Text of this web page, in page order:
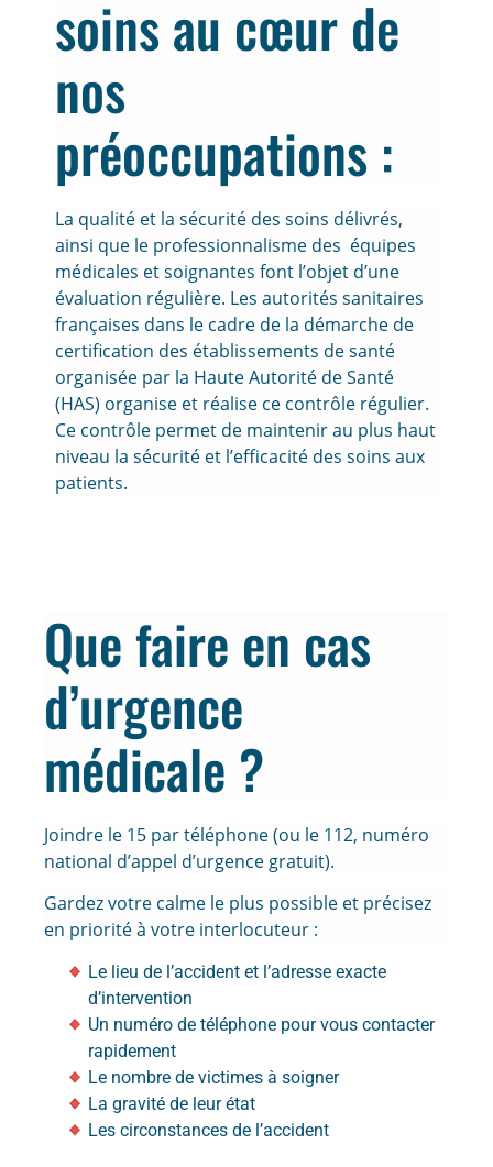
soins au cœur de
nos
préoccupations :
La qualité et la sécurité des soins délivrés,
ainsi que le professionnalisme des équipes
médicales et soignantes font l’objet d’une
évaluation régulière. Les autorités sanitaires
françaises dans le cadre de la démarche de
certification des établissements de santé
organisée par la Haute Autorité de Santé
(HAS) organise et réalise ce contrôle régulier.
Ce contrôle permet de maintenir au plus haut
niveau la sécurité et l’efficacité des soins aux
patients.
Que faire en cas
d’urgence
médicale ?
Joindre le 15 par téléphone (ou le 112, numéro
national d’appel d’urgence gratuit).
Gardez votre calme le plus possible et précisez
en priorité à votre interlocuteur :
Le lieu de l’accident et l’adresse exacte
d’intervention
Un numéro de téléphone pour vous contacter
rapidement
Le nombre de victimes à soigner
La gravité de leur état
Les circonstances de l’accident